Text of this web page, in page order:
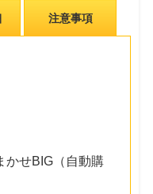
注意事項
かせBIG（自動購